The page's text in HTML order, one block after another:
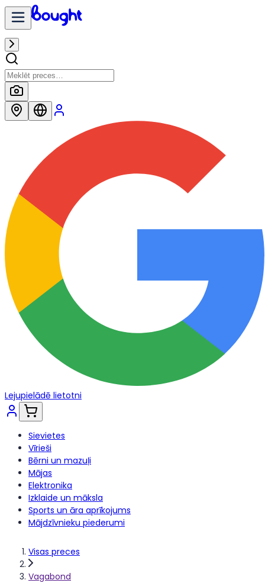
Lejupielādē lietotni
Sievietes
Vīrieši
Bērni un mazuļi
Mājas
Elektronika
Izklaide un māksla
Sports un āra aprīkojums
Mājdzīvnieku piederumi
Visas preces
Vagabond